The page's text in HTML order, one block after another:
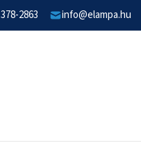
2863 info@elampa.hu